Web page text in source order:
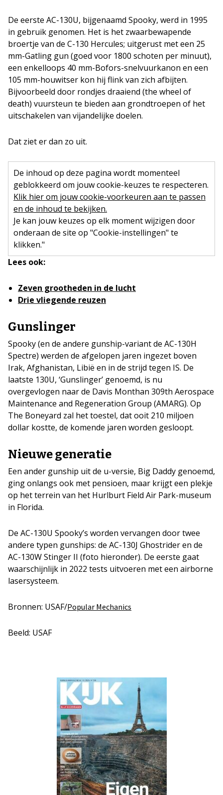
De eerste AC-130U, bijgenaamd Spooky, werd in 1995
in gebruik genomen. Het is het zwaarbewapende
broertje van de C-130 Hercules; uitgerust met een 25
mm-Gatling gun (goed voor 1800 schoten per minuut),
een enkelloops 40 mm-Bofors-snelvuurkanon en een
105 mm-houwitser kon hij flink van zich afbijten.
Bijvoorbeeld door rondjes draaiend (the wheel of
death) vuursteun te bieden aan grondtroepen of het
uitschakelen van vijandelijke doelen.
Dat ziet er dan zo uit.
De inhoud op deze pagina wordt momenteel
geblokkeerd om jouw cookie-keuzes te respecteren.
Klik hier om jouw cookie-voorkeuren aan te passen
en de inhoud te bekijken.
Je kan jouw keuzes op elk moment wijzigen door
onderaan de site op "Cookie-instellingen" te
klikken."
Lees ook:
Zeven grootheden in de lucht
Drie vliegende reuzen
Gunslinger
Spooky (en de andere gunship-variant de AC-130H
Spectre) werden de afgelopen jaren ingezet boven
Irak, Afghanistan, Libië en in de strijd tegen IS. De
laatste 130U, ‘Gunslinger’ genoemd, is nu
overgevlogen naar de Davis Monthan 309th Aerospace
Maintenance and Regeneration Group (AMARG). Op
The Boneyard zal het toestel, dat ooit 210 miljoen
dollar kostte, de komende jaren worden gesloopt.
Nieuwe generatie
Een ander gunship uit de u-versie, Big Daddy genoemd,
ging onlangs ook met pensioen, maar krijgt een plekje
op het terrein van het Hurlburt Field Air Park-museum
in Florida.
De AC-130U Spooky’s worden vervangen door twee
andere typen gunships: de AC-130J Ghostrider en de
AC-130W Stinger II (foto hieronder). De eerste gaat
waarschijnlijk in 2022 tests uitvoeren met een airborne
lasersysteem.
Bronnen: USAF/Popular Mechanics
Beeld: USAF